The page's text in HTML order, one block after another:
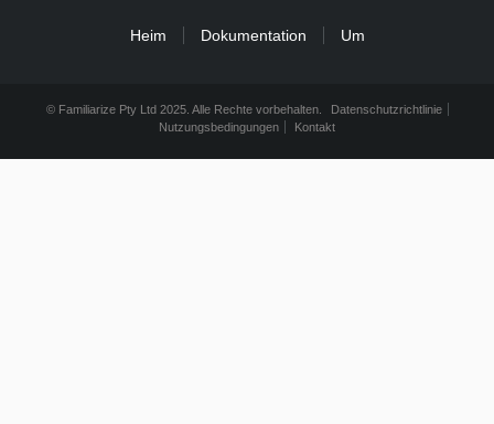
Heim Dokumentation Um
© Familiarize Pty Ltd 2025. Alle Rechte vorbehalten.
Datenschutzrichtlinie
Nutzungsbedingungen
Kontakt